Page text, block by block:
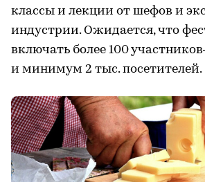
классы и лекции от шефов и
индустрии. Ожидается, что
включать более 100
и минимум 2 тыс. посетителей.